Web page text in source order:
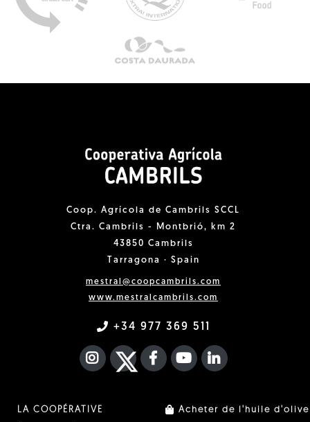
Coop. Agrícola de Cambrils SCCL
Ctra. Cambrils - Montbrió, km 2
43850 Cambrils
Tarragona · Spain
mestral@coopcambrils.com
www.mestralcambrils.com
+34 977 369 511
INSTAGRAM
TWITTER
FACEBOOK F
YOUTUBEFA LINKEDIN
LA COOPÉRATIVE
Acheter de l'huile d'olive